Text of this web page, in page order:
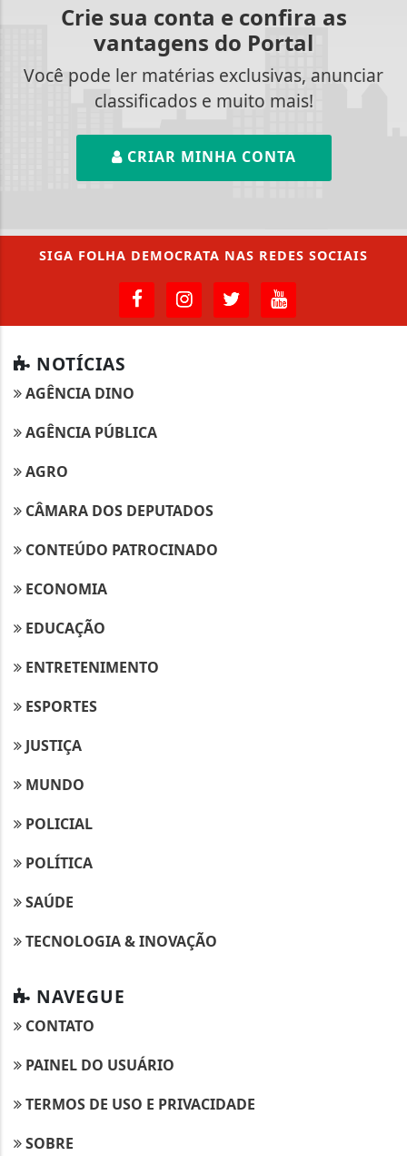
Crie sua conta e confira as
vantagens do Portal
Você pode ler matérias exclusivas, anunciar
classificados e muito mais!
CRIAR MINHA CONTA
SIGA FOLHA DEMOCRATA NAS REDES SOCIAIS
NOTÍCIAS
AGÊNCIA DINO
AGÊNCIA PÚBLICA
AGRO
CÂMARA DOS DEPUTADOS
CONTEÚDO PATROCINADO
ECONOMIA
EDUCAÇÃO
ENTRETENIMENTO
ESPORTES
JUSTIÇA
MUNDO
POLICIAL
POLÍTICA
SAÚDE
TECNOLOGIA & INOVAÇÃO
NAVEGUE
CONTATO
PAINEL DO USUÁRIO
TERMOS DE USO E PRIVACIDADE
SOBRE